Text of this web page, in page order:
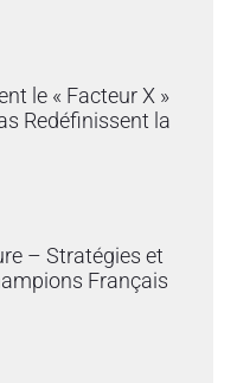
le « Facteur X »
Redéfinissent la
– Stratégies et
Français